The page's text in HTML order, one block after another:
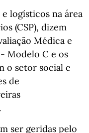
logísticos na área
(CSP), dizem
Médica e
Modelo C e os
o setor social e
de
ser geridas pelo